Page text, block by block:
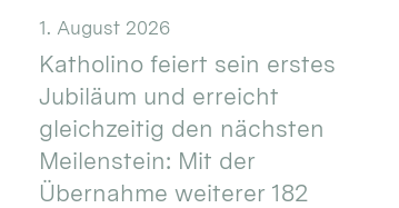
1. August 2026
Katholino feiert sein erstes
Jubiläum und erreicht
gleichzeitig den nächsten
Meilenstein: Mit der
Übernahme weiterer 182